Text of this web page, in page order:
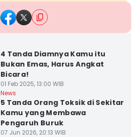
4 Tanda Diamnya Kamu itu
Bukan Emas, Harus Angkat
Bicara!
01 Feb 2025, 13:00 WIB
News
5 Tanda Orang Toksik di Sekitar
Kamu yang Membawa
Pengaruh Buruk
07 Jun 2026, 20:13 WIB